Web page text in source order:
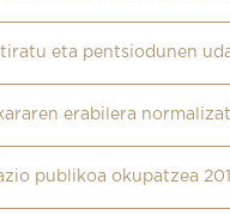
eta pentsiodunen
erabilera
publikoa okupatzea